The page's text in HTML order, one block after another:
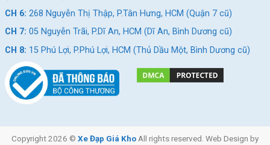
trọn vẹn.
CH 6: 268 Nguyễn Thị Thập, P.Tân Hưng, HCM (Quận 7 cũ)
CH 7: 05 Nguyễn Trãi, P.Dĩ An, HCM (Dĩ An, Bình Dương cũ)
CH 8: 15 Phú Lợi, P.Phú Lợi, HCM (Thủ Dầu Một, Bình Dương cũ)
Copyright 2026 © Xe Đạp Giá Kho All rights reserved. Web Design by